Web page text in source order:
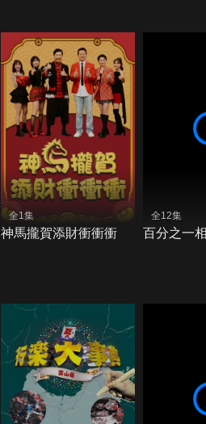
全1集
神馬攏賀添財衝衝衝
全12集
百分之一